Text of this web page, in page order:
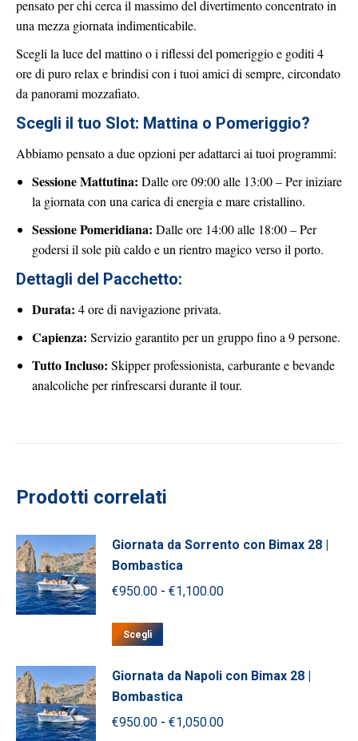
pensato per chi cerca il massimo del divertimento concentrato in
una mezza giornata indimenticabile.
Scegli la luce del mattino o i riflessi del pomeriggio e goditi 4
ore di puro relax e brindisi con i tuoi amici di sempre, circondato
da panorami mozzafiato.
Scegli il tuo Slot: Mattina o Pomeriggio?
Abbiamo pensato a due opzioni per adattarci ai tuoi programmi:
Sessione Mattutina: Dalle ore 09:00 alle 13:00 – Per iniziare
la giornata con una carica di energia e mare cristallino.
Sessione Pomeridiana: Dalle ore 14:00 alle 18:00 – Per
godersi il sole più caldo e un rientro magico verso il porto.
Dettagli del Pacchetto:
Durata: 4 ore di navigazione privata.
Capienza: Servizio garantito per un gruppo fino a 9 persone.
Tutto Incluso: Skipper professionista, carburante e bevande
analcoliche per rinfrescarsi durante il tour.
Prodotti correlati
Giornata da Sorrento con Bimax 28 |
Bombastica
€950.00 - €1,100.00Fascia
€950.00
€1,100.00
Scegli
Questo
prodotto
ha
più
Le
Giornata da Napoli con Bimax 28 |
Bombastica
€950.00 - €1,050.00Fascia